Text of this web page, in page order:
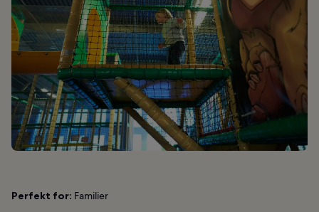
Perfekt for: Familier